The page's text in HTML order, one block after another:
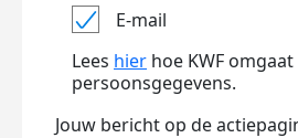
E-mail
Lees hier hoe KWF
persoonsgegevens.
Jouw bericht op de